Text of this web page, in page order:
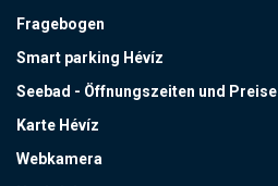
Fragebogen
Smart parking Hévíz
Seebad - Öffnungszeiten und Preise
Karte Hévíz
Webkamera